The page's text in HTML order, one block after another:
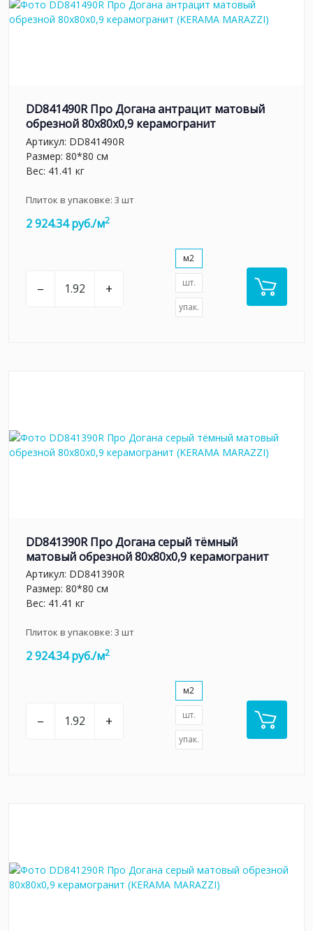
DD841490R Про Догана антрацит матовый
обрезной 80x80x0,9 керамогранит
Артикул: DD841490R
Размер: 80*80 см
Вес: 41.41 кг
Плиток в упаковке: 3 шт
2 924.34 руб./м2
– +
м2
шт.
упак.
DD841390R Про Догана серый тёмный
матовый обрезной 80x80x0,9 керамогранит
Артикул: DD841390R
Размер: 80*80 см
Вес: 41.41 кг
Плиток в упаковке: 3 шт
2 924.34 руб./м2
– +
м2
шт.
упак.